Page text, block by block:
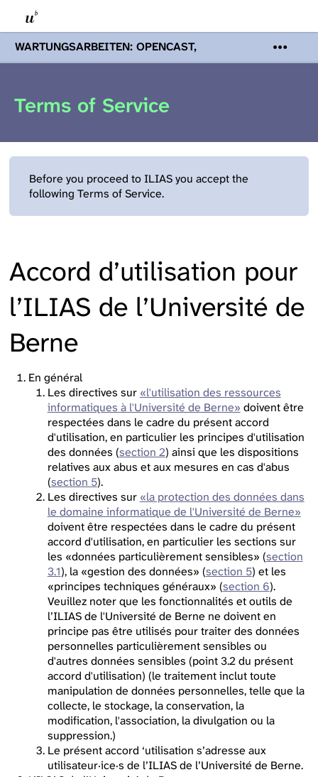
WARTUNGSARBEITEN: OPENCAST,
PODCASTS & TOBIRA
Mi 19. August
Servern werden Ihnen Podcasts,
Terms of Service
Before you proceed to ILIAS you accept the
following Terms of Service.
Accord d’utilisation pour
l’ILIAS de l’Université de
Berne
En général
Les directives sur «l'utilisation des ressources
informatiques à l'Université de Berne» doivent être
respectées dans le cadre du présent accord
d'utilisation, en particulier les principes d'utilisation
des données (section 2) ainsi que les dispositions
relatives aux abus et aux mesures en cas d'abus
(section 5).
Les directives sur «la protection des données dans
le domaine informatique de l'Université de Berne»
doivent être respectées dans le cadre du présent
accord d'utilisation, en particulier les sections sur
les «données particulièrement sensibles» (section
3.1), la «gestion des données» (section 5) et les
«principes techniques généraux» (section 6).
Veuillez noter que les fonctionnalités et outils de
l’ILIAS de l'Université de Berne ne doivent en
principe pas être utilisés pour traiter des données
personnelles particulièrement sensibles ou
d'autres données sensibles (point 3.2 du présent
accord d'utilisation) (le traitement inclut toute
manipulation de données personnelles, telle que la
collecte, le stockage, la conservation, la
modification, l'association, la divulgation ou la
suppression.)
Le présent accord ‘utilisation s’adresse aux
utilisateur·ice·s de l’ILIAS de l’Université de Berne.